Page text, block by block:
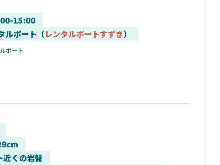
15:00
ルボート（レンタルボートすずき）
ボート
近くの岩盤